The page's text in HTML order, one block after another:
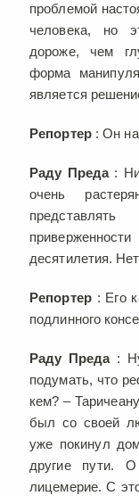
проблемой
человека, но
дороже, чем
форма
является
Репортер: Он
Раду Преда: Ни
очень
десятилетия.
Репортер: Его
подлинного
Раду Преда:
подумать, что
кем? –
был со своей
уже покинул
другие пути.
лицемерие. С